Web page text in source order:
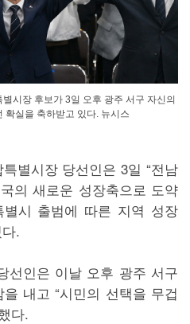
시장 후보가 3일 오후 광주 서구 자신의
확실을 축하받고 있다. 뉴시스
별시장 당선인은 3일 “전남
의 새로운 성장축으로 도약
별시 출범에 따른 지역 성장
.
선인은 이날 오후 광주 서구
내고 “시민의 선택을 무겁
다.